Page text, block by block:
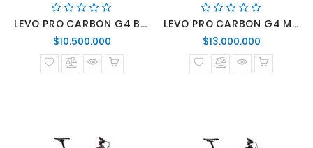
LEVO PRO CARBON G4 BLUONYX/DKNVY/BLUGSTPRL
$10.500.000Precio
normal
LEVO PRO CARBON G4 METOBSD/BNTGLDMET
$13.000.000Precio
normal